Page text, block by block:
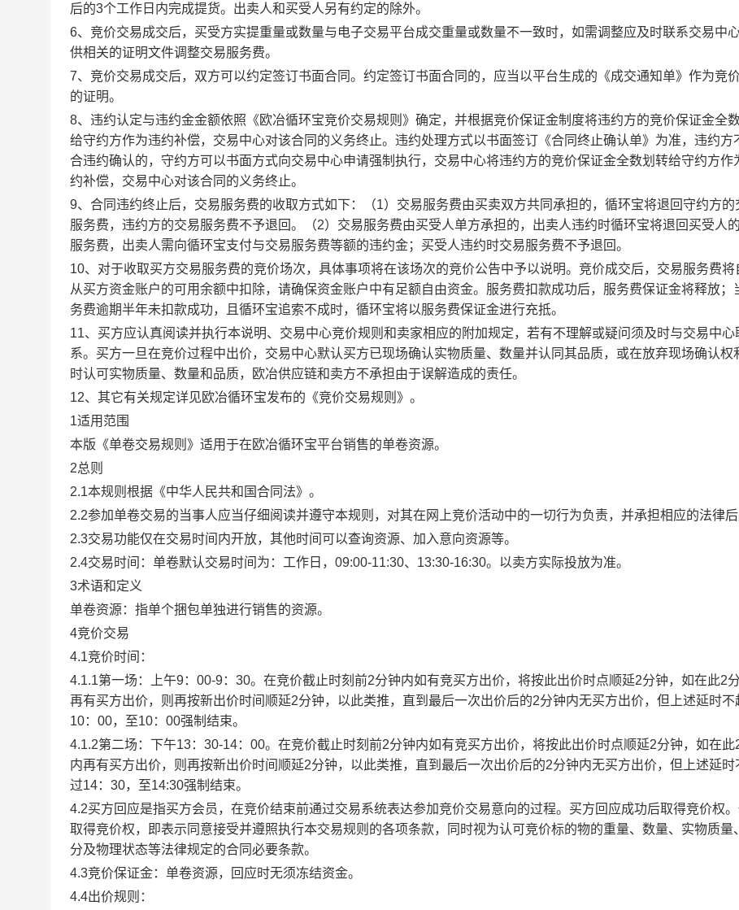
后的3个工作日内完成提货。出卖人和买受人另有约定的除外。
6、竞价交易成交后，买受方实提重量或数量与电子交易平台成交重量或数量不一致时，如需调整应及时联系交易中
供相关的证明文件调整交易服务费。
7、竞价交易成交后，双方可以约定签订书面合同。约定签订书面合同的，应当以平台生成的《成交通知单》作为竞
的证明。
8、违约认定与违约金金额依照《欧冶循环宝竞价交易规则》确定，并根据竞价保证金制度将违约方的竞价保证金全
给守约方作为违约补偿，交易中心对该合同的义务终止。违约处理方式以书面签订《合同终止确认单》为准，违约方
合违约确认的，守约方可以书面方式向交易中心申请强制执行，交易中心将违约方的竞价保证金全数划转给守约方作
约补偿，交易中心对该合同的义务终止。
9、合同违约终止后，交易服务费的收取方式如下：（1）交易服务费由买卖双方共同承担的，循环宝将退回守约方的
服务费，违约方的交易服务费不予退回。（2）交易服务费由买受人单方承担的，出卖人违约时循环宝将退回买受人
服务费，出卖人需向循环宝支付与交易服务费等额的违约金；买受人违约时交易服务费不予退回。
10、对于收取买方交易服务费的竞价场次，具体事项将在该场次的竞价公告中予以说明。竞价成交后，交易服务费将
从买方资金账户的可用余额中扣除，请确保资金账户中有足额自由资金。服务费扣款成功后，服务费保证金将释放；
务费逾期半年未扣款成功，且循环宝追索不成时，循环宝将以服务费保证金进行充抵。
11、买方应认真阅读并执行本说明、交易中心竞价规则和卖家相应的附加规定，若有不理解或疑问须及时与交易中心
系。买方一旦在竞价过程中出价，交易中心默认买方已现场确认实物质量、数量并认同其品质，或在放弃现场确认权
时认可实物质量、数量和品质，欧冶供应链和卖方不承担由于误解造成的责任。
12、其它有关规定详见欧冶循环宝发布的《竞价交易规则》。
1适用范围
本版《单卷交易规则》适用于在欧冶循环宝平台销售的单卷资源。
2总则
2.1本规则根据《中华人民共和国合同法》。
2.2参加单卷交易的当事人应当仔细阅读并遵守本规则，对其在网上竞价活动中的一切行为负责，并承担相应的法律后
2.3交易功能仅在交易时间内开放，其他时间可以查询资源、加入意向资源等。
2.4交易时间：单卷默认交易时间为：工作日，09:00-11:30、13:30-16:30。以卖方实际投放为准。
3术语和定义
单卷资源：指单个捆包单独进行销售的资源。
4竞价交易
4.1竞价时间：
4.1.1第一场：上午9：00-9：30。在竞价截止时刻前2分钟内如有竞买方出价，将按此出价时点顺延2分钟，如在此2
再有买方出价，则再按新出价时间顺延2分钟，以此类推，直到最后一次出价后的2分钟内无买方出价，但上述延时不
10：00，至10：00强制结束。
4.1.2第二场：下午13：30-14：00。在竞价截止时刻前2分钟内如有竞买方出价，将按此出价时点顺延2分钟，如在此
内再有买方出价，则再按新出价时间顺延2分钟，以此类推，直到最后一次出价后的2分钟内无买方出价，但上述延时
过14：30，至14:30强制结束。
4.2买方回应是指买方会员，在竞价结束前通过交易系统表达参加竞价交易意向的过程。买方回应成功后取得竞价权。
取得竞价权，即表示同意接受并遵照执行本交易规则的各项条款，同时视为认可竞价标的物的重量、数量、实物质量
分及物理状态等法律规定的合同必要条款。
4.3竞价保证金：单卷资源，回应时无须冻结资金。
4.4出价规则：